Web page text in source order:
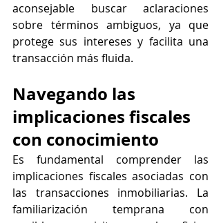
aconsejable buscar aclaraciones
sobre términos ambiguos, ya que
protege sus intereses y facilita una
transacción más fluida.
Navegando las
implicaciones fiscales
con conocimiento
Es fundamental comprender las
implicaciones fiscales asociadas con
las transacciones inmobiliarias. La
familiarización temprana con